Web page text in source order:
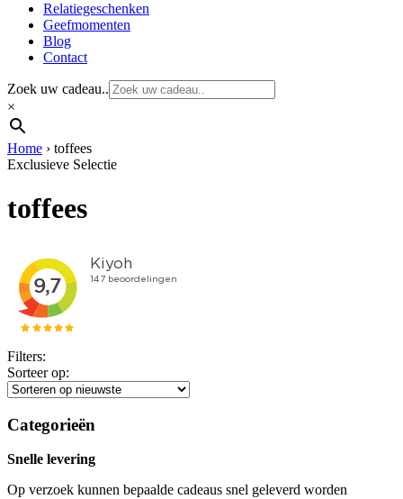
Relatiegeschenken
Geefmomenten
Blog
Contact
Zoek uw cadeau..
×
Home › toffees
Exclusieve Selectie
toffees
Filters:
Sorteer op:
Categorieën
Snelle levering
Op verzoek kunnen bepaalde cadeaus snel geleverd worden